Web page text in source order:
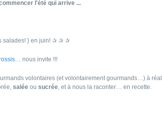
l'été qui arrive ...
salades! } en juin! ✰ ✰ ✰
nous invite !!!
volontaires (et volontairement gourmands…) à
salée ou sucrée, et à nous la raconter… en recette.